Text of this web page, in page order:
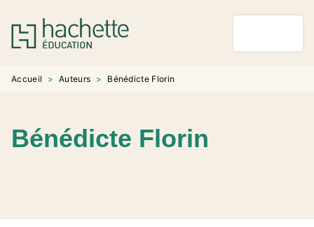
MENU RECHERCHE
PIED DE PAGE
Accueil > Auteurs > Bénédicte Florin
Bénédicte Florin